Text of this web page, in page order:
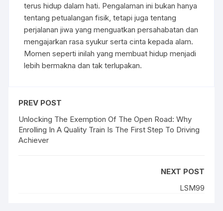
terus hidup dalam hati. Pengalaman ini bukan hanya
tentang petualangan fisik, tetapi juga tentang
perjalanan jiwa yang menguatkan persahabatan dan
mengajarkan rasa syukur serta cinta kepada alam.
Momen seperti inilah yang membuat hidup menjadi
lebih bermakna dan tak terlupakan.
PREV POST
Unlocking The Exemption Of The Open Road: Why
Enrolling In A Quality Train Is The First Step To Driving
Achiever
NEXT POST
LSM99